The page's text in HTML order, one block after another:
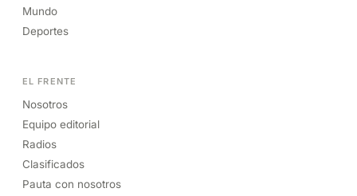
Mundo
Deportes
EL FRENTE
Nosotros
Equipo editorial
Radios
Clasificados
Pauta con nosotros